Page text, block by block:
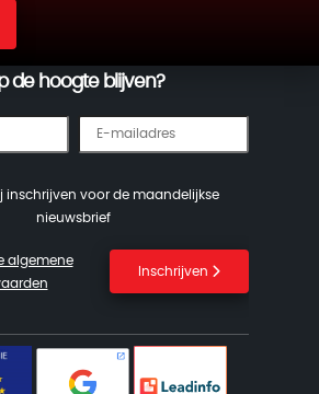
de hoogte blijven?
inschrijven voor de maandelijkse
nieuwsbrief
Inschrijven
algemene